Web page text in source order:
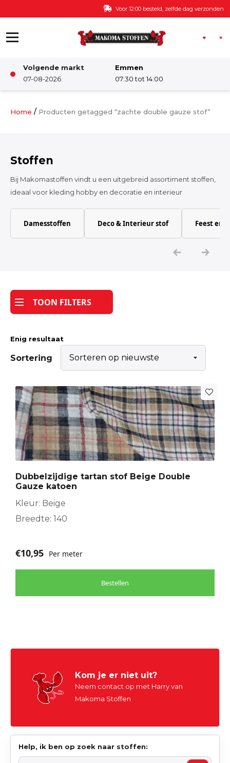
Voor 12:00 besteld, zelfde dag verzonden
Volgende markt
07-08-2026
Emmen
07:30 tot 14:00
Damesstoffen
Katoen
Tijdpakker stof
Home / Producten getagged “zachte double gauze stof”
Stoffen
Bij Makomastoffen vindt u een uitgebreid assortiment stoffen,
ideaal voor kleding hobby en decoratie en interieur
Damesstoffen Deco & Interieur stof Feest en
TOON FILTERS
Enig resultaat
Sortering
Dubbelzijdige tartan stof Beige Double
Gauze katoen
Kleur: Beige
Breedte: 140
€10,95 Per meter
Bestellen
Kom je er niet uit?
Neem contact op met Harry van
Makoma Stoffen
Help, ik ben op zoek naar stoffen: